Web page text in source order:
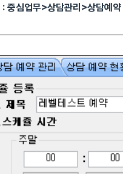
중심업무>상담관리>상담예약